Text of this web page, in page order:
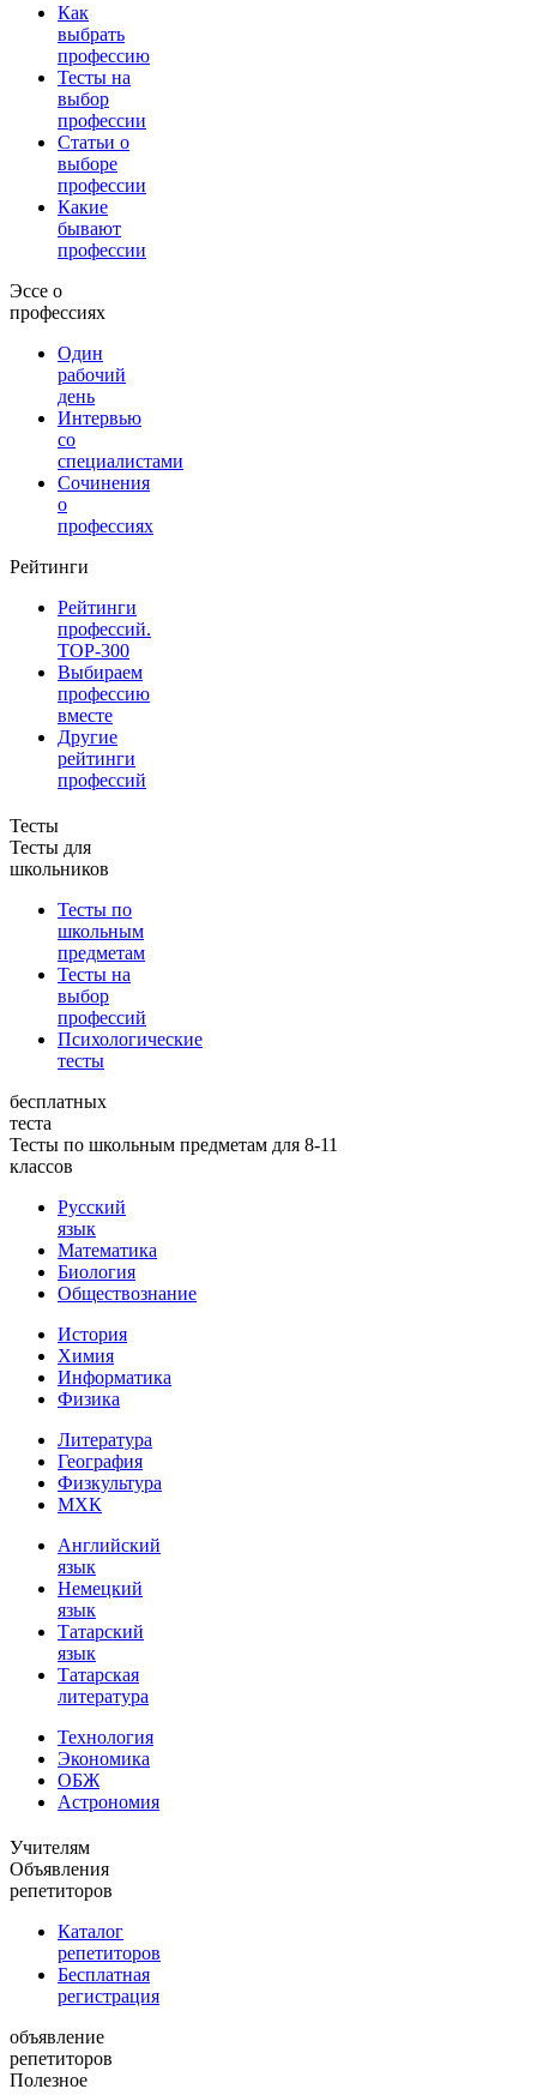
Как
выбрать
профессию
Тесты на
выбор
профессии
Статьи о
выборе
профессии
Какие
бывают
профессии
Эссе о
профессиях
Один
рабочий
день
Интервью
со
специалистами
Сочинения
о
профессиях
Рейтинги
Рейтинги
профессий.
TOP-300
Выбираем
профессию
вместе
Другие
рейтинги
профессий
Тесты
Тесты для
школьников
Тесты по
школьным
предметам
Тесты на
выбор
профессий
Психологические
тесты
бесплатных
теста
Тесты по школьным предметам для 8-11
классов
Русский
язык
Математика
Биология
Обществознание
История
Химия
Информатика
Физика
Литература
География
Физкультура
МХК
Английский
язык
Немецкий
язык
Татарский
язык
Татарская
литература
Технология
Экономика
ОБЖ
Астрономия
Учителям
Объявления
репетиторов
Каталог
репетиторов
Бесплатная
регистрация
объявление
репетиторов
Полезное